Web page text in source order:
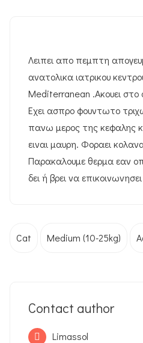
Λειπει απο πεμπτη
ανατολικα ιατρικου
Mediterranean .Ακουει στο
Εχει ασπρο φουντωτο
πανω μερος της κεφαλης
ειναι μαυρη. Φοραει
Παρακαλουμε θερμα εαν
δει ή βρει να
Cat Medium (10-25kg)
Contact author
Limassol